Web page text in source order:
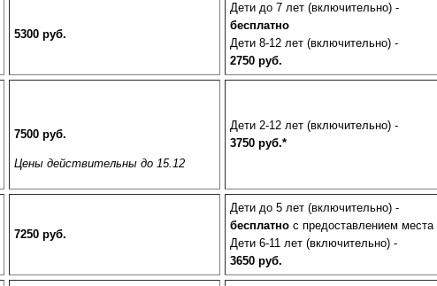
Все виды отдыха в
Самые популярные:
Великий Устюг
2027 год
5300 руб.
Дети до 7 лет (включительно) -
бесплатно
Дети 8-12 лет (включительно) -
2750 руб.
7500 руб.
Цены действительны до 15.12
Дети 2-12 лет (включительно) -
3750 руб.*
7250 руб.
Дети до 5 лет (включительно) -
бесплатно с предоставлением места
Дети 6-11 лет (включительно) -
3650 руб.